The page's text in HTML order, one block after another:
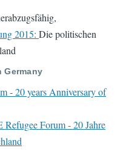
2015: Die politischen
Germany
- 20 years Anniversary of
Forum - 20 Jahre